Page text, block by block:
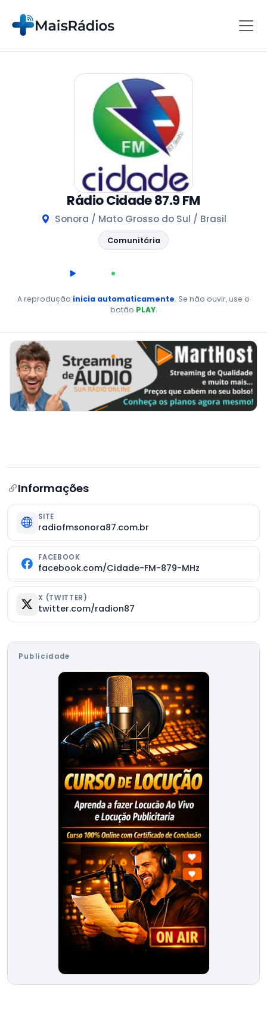
Rádio Cidade 87.9 FM
Sonora / Mato Grosso do Sul / Brasil
Comunitária
AO VIVO
A reprodução inicia automaticamente. Se não ouvir, use o
botão PLAY.
Informações
SITE
radiofmsonora87.com.br
FACEBOOK
facebook.com/Cidade-FM-879-MHz
X (TWITTER)
twitter.com/radion87
Publicidade